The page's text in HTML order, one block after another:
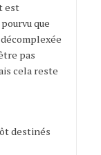
est
que
pas
cela reste
destinés